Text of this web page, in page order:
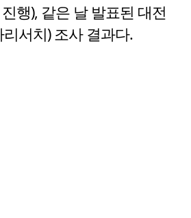
행), 같은 날 발표된 대전
서치) 조사 결과다.